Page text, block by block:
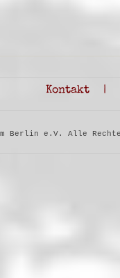
Kontakt |
Berlin e.V. Alle